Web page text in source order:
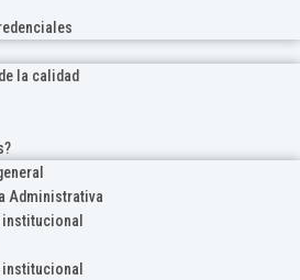
la calidad
Administrativa
institucional